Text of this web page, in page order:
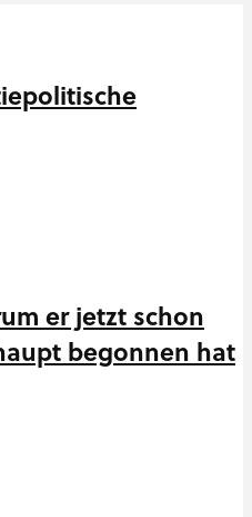
er jetzt schon
begonnen hat